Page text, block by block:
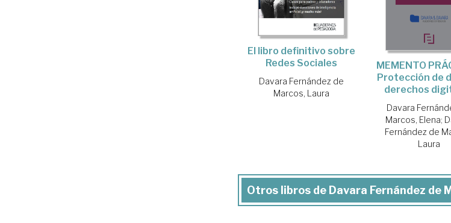
El libro definitivo sobre
Redes Sociales
Davara Fernández de
Marcos, Laura
MEMENTO
Protección de
derechos
Davara
Marcos, Elena;
Fernández de
Laura
Otros libros de Davara Fernández de